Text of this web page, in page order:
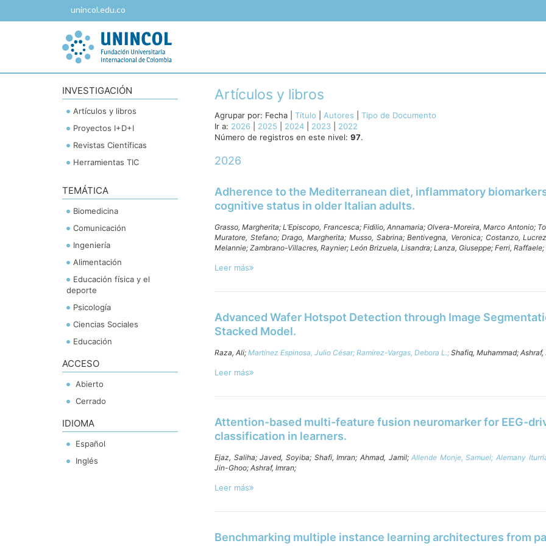
unincol.edu.co
INVESTIGACIÓN
Artículos y libros
Proyectos I+D+I
Revistas Científicas
Herramientas TIC
TEMÁTICA
Biomedicina
Comunicación
Ingeniería
Alimentación
Educación física y el
deporte
Psicología
Ciencias Sociales
Educación
ACCESO
Abierto
Cerrado
IDIOMA
Español
Inglés
Artículos y libros
Agrupar por: Fecha Título Autores
Tipo de Documento
Ir a: 2026 2025 2024 2023
2022
Número de registros en este nivel: 97.
2026
Adherence to the Mediterranean diet, inflammatory
cognitive status in older Italian adults.
Grasso, Margherita;L’Episcopo, Francesca; Fidilio, Annamaria;Olvera-Moreira, Marco Antonio;
Muratore, Stefano;Drago, Margherita; Musso, Sabrina;Bentivegna, Veronica; Costanzo,
Melannie; Zambrano-Villacres, Raynier; León Brizuela, Lisandra; Lanza, Giuseppe; Ferri, Raffaele;
Leer más
Advanced Wafer Hotspot Detection through Image
Stacked Model.
Raza, Ali; Martínez Espinosa, Julio César; Ramírez-Vargas, Debora L.; Shafiq, Muhammad; Ashraf,
Leer más
Attention-based multi-feature fusion neuromarker for EEG-
classification in learners.
Ejaz, Saliha;Javed, Soyiba; Shafi, Imran; Ahmad, Jamil;Allende Monje, Samuel;Alemany
Jin-Ghoo; Ashraf, Imran;
Leer más
Benchmarking multiple instance learning architectures from